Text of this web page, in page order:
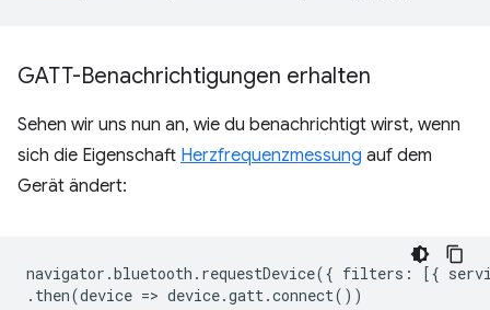
GATT-Benachrichtigungen erhalten
Sehen wir uns nun an, wie du benachrichtigt wirst, wenn
sich die Eigenschaft Herzfrequenzmessung auf dem
Gerät ändert:
navigator .bluetooth . requestDevice({ filters : [{
. then(device => device.gatt.connect())